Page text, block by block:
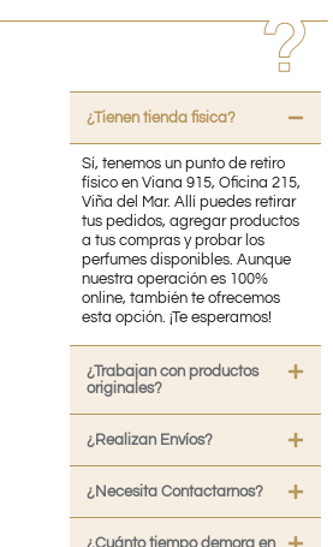
¿Tienen tienda fisica?
Sí, tenemos un punto de retiro
físico en Viana 915, Oficina 215,
Viña del Mar. Allí puedes retirar
tus pedidos, agregar productos
a tus compras y probar los
perfumes disponibles. Aunque
nuestra operación es 100%
online, también te ofrecemos
esta opción. ¡Te esperamos!
¿Trabajan con productos
originales?
¿Realizan Envíos?
¿Necesita Contactarnos?
¿Cuánto tiempo demora en